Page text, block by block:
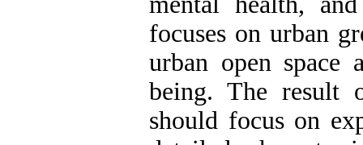
focuses on urban
urban open space
being. The result
should focus on